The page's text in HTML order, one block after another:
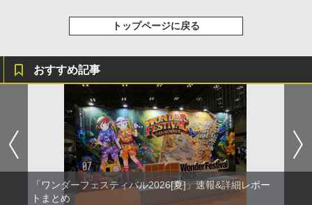
トップページに戻る
おすすめ記事
「ワンダーフェスティバル2026[夏]」速報&詳細レポー
トまとめ